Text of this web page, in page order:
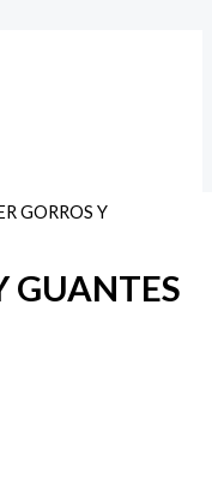
GORROS Y
GUANTES